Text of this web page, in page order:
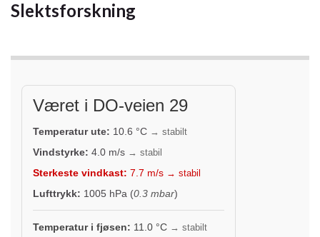
Slektsforskning
Været i DO-veien 29
Temperatur ute: 10.6 °C → stabilt
Vindstyrke: 4.0 m/s → stabil
Sterkeste vindkast: 7.7 m/s → stabil
Lufttrykk: 1005 hPa (0.3 mbar)
Temperatur i fjøsen: 11.0 °C → stabilt